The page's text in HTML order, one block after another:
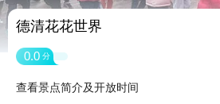
德清花花世界
0.0 分
查看景点简介及开放时间